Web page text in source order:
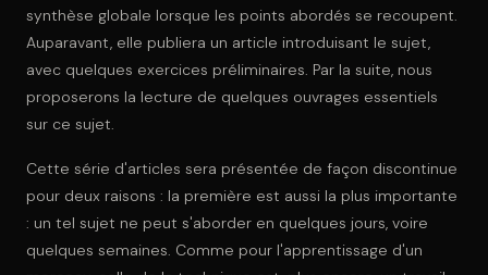
synthèse globale lorsque les points abordés se recoupent.
Auparavant, elle publiera un article introduisant le sujet,
avec quelques exercices préliminaires. Par la suite, nous
proposerons la lecture de quelques ouvrages essentiels
sur ce sujet.
Cette série d'articles sera présentée de façon discontinue
pour deux raisons : la première est aussi la plus importante
: un tel sujet ne peut s'aborder en quelques jours, voire
quelques semaines. Comme pour l'apprentissage d'un